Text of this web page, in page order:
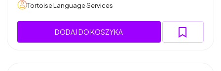
Tortoise Language Services
DODAJ DO KOSZYKA